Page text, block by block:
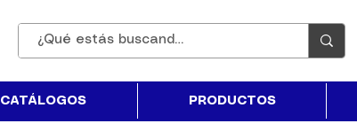
CATÁLOGOS PRODUCTOS